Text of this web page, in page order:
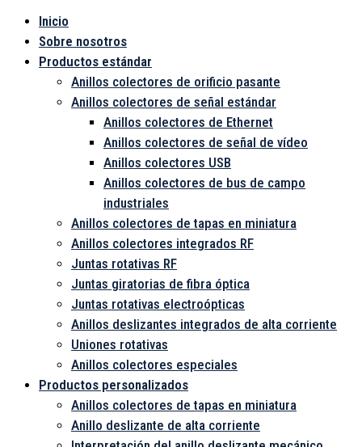
Inicio
Sobre nosotros
Productos estándar
Anillos colectores de orificio pasante
Anillos colectores de señal estándar
Anillos colectores de Ethernet
Anillos colectores de señal de vídeo
Anillos colectores USB
Anillos colectores de bus de campo
industriales
Anillos colectores de tapas en miniatura
Anillos colectores integrados RF
Juntas rotativas RF
Juntas giratorias de fibra óptica
Juntas rotativas electroópticas
Anillos deslizantes integrados de alta corriente
Uniones rotativas
Anillos colectores especiales
Productos personalizados
Anillos colectores de tapas en miniatura
Anillo deslizante de alta corriente
Contacto